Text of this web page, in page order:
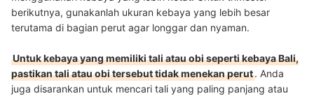
berikutnya, gunakanlah ukuran kebaya yang lebih besar
terutama di bagian perut agar longgar dan nyaman.
Untuk kebaya yang memiliki tali atau obi seperti kebaya Bali,
pastikan tali atau obi tersebut tidak menekan perut. Anda
juga disarankan untuk mencari tali yang paling panjang atau